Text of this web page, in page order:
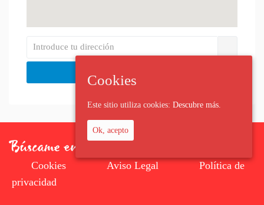
Cookies Aviso Legal
Política de
privacidad
Cookies
Este sitio utiliza cookies: Descubre más.
Ok, acepto